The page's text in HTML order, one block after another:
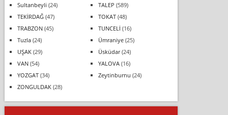
Sultanbeyli (24) TALEP (589)
TEKİRDAĞ(47) TOKAT(48)
TRABZON(45) TUNCELİ (16)
Tuzla(24) Ümraniye(25)
UŞAK(29) Üsküdar(24)
VAN(54) YALOVA(16)
YOZGAT(34) Zeytinburnu (24)
ZONGULDAK(28)